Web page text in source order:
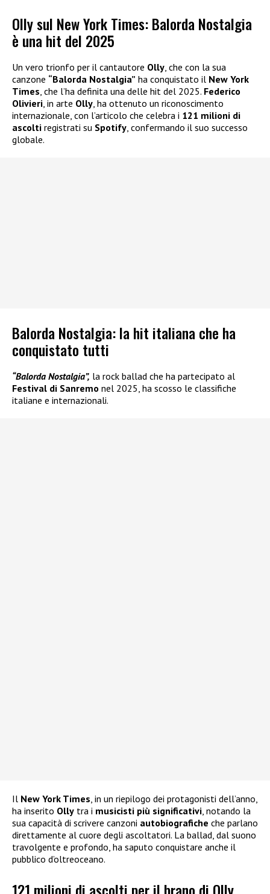
Olly sul New York Times: Balorda Nostalgia
è una hit del 2025
Un vero trionfo per il cantautore Olly, che con la sua
canzone “Balorda Nostalgia” ha conquistato il New York
Times, che l’ha definita una delle hit del 2025. Federico
Olivieri, in arte Olly, ha ottenuto un riconoscimento
internazionale, con l’articolo che celebra i 121 milioni di
ascolti registrati su Spotify, confermando il suo successo
globale.
Balorda Nostalgia: la hit italiana che ha
conquistato tutti
“Balorda Nostalgia”, la rock ballad che ha partecipato al
Festival di Sanremo nel 2025, ha scosso le classifiche
italiane e internazionali.
Il New York Times, in un riepilogo dei protagonisti dell’anno,
ha inserito Olly tra i musicisti più significativi, notando la
sua capacità di scrivere canzoni autobiografiche che parlano
direttamente al cuore degli ascoltatori. La ballad, dal suono
travolgente e profondo, ha saputo conquistare anche il
pubblico d’oltreoceano.